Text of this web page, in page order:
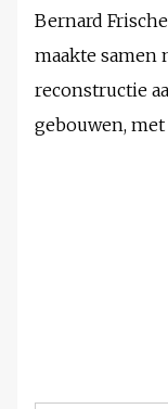
Bernard
maakte samen
reconstructie
gebouwen,